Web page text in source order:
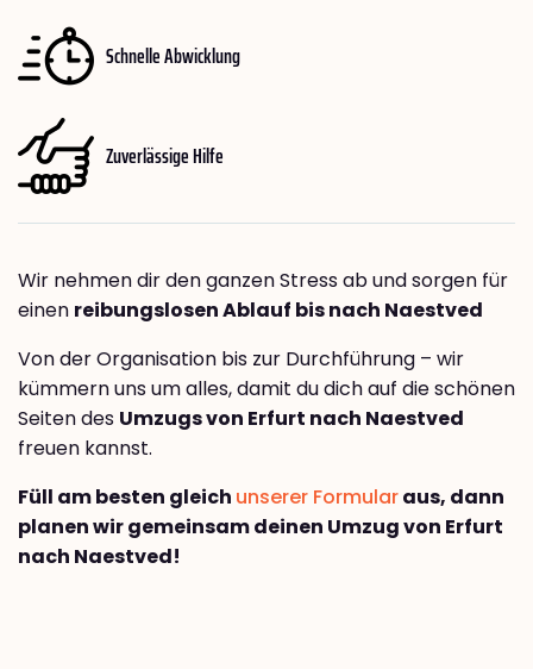
Schnelle Abwicklung
Zuverlässige Hilfe
Wir nehmen dir den ganzen Stress ab und sorgen für
einen reibungslosen Ablauf bis nach Naestved
Von der Organisation bis zur Durchführung – wir
kümmern uns um alles, damit du dich auf die schönen
Seiten des Umzugs von Erfurt nach Naestved
freuen kannst.
Füll am besten gleich unserer Formularaus, dann
planen wir gemeinsam deinen Umzug von Erfurt
nach Naestved!